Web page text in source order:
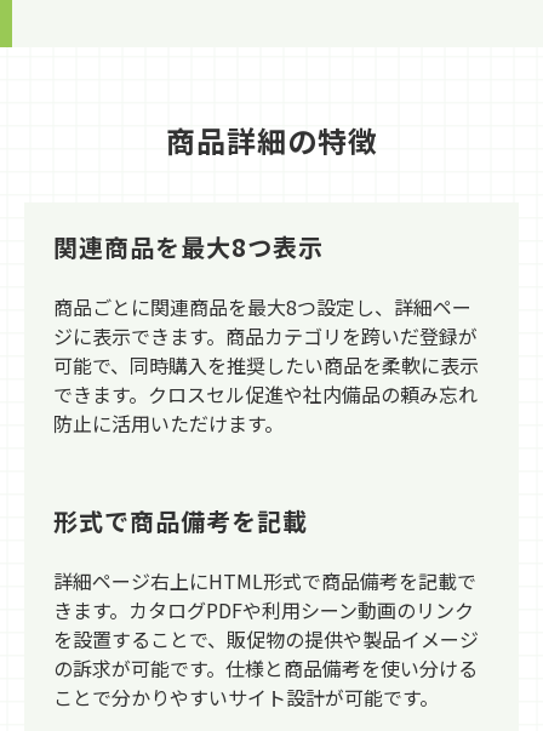
商品詳細の特徴
関連商品を最大8つ表示
商品ごとに関連商品を最大8つ設定し、詳細ペー
ジに表示できます。商品カテゴリを跨いだ登録が
可能で、同時購入を推奨したい商品を柔軟に表示
できます。クロスセル促進や社内備品の頼み忘れ
防止に活用いただけます。
形式で商品備考を記載
詳細ページ右上にHTML形式で商品備考を記載で
きます。カタログPDFや利用シーン動画のリンク
を設置することで、販促物の提供や製品イメージ
の訴求が可能です。仕様と商品備考を使い分ける
ことで分かりやすいサイト設計が可能です。